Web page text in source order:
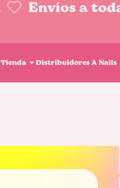
Envíos a
Tienda Distribuidores A Nails